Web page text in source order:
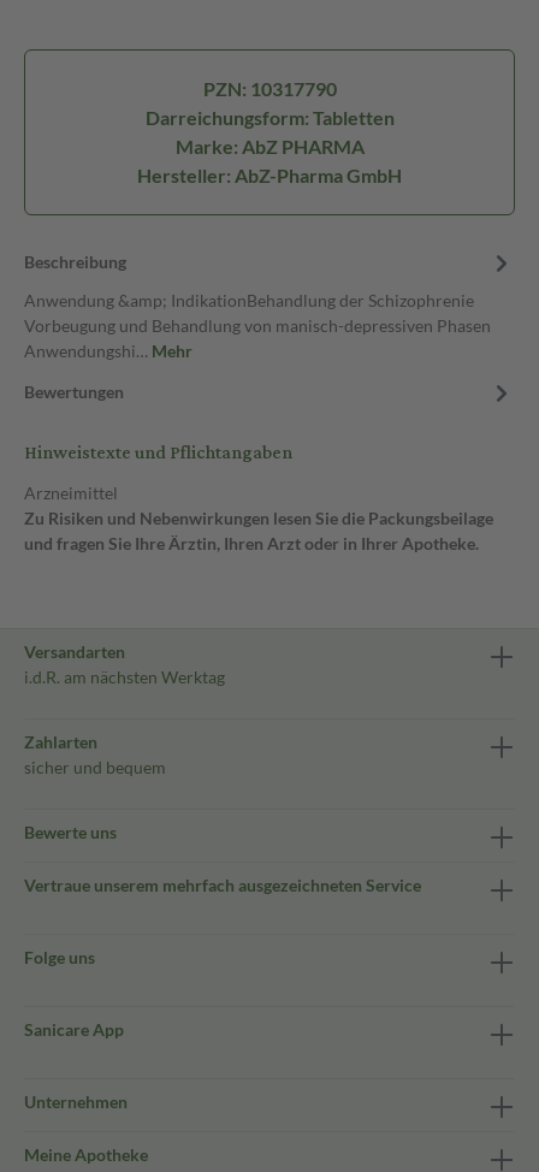
PZN: 10317790
Darreichungsform: Tabletten
Marke: AbZ PHARMA
Hersteller: AbZ-Pharma GmbH
Beschreibung
Anwendung &amp; IndikationBehandlung der Schizophrenie
Vorbeugung und Behandlung von manisch-depressiven Phasen
Anwendungshi… Mehr
Bewertungen
Hinweistexte und Pflichtangaben
Arzneimittel
Zu Risiken und Nebenwirkungen lesen Sie die Packungsbeilage
und fragen Sie Ihre Ärztin, Ihren Arzt oder in Ihrer Apotheke.
Versandarten
i.d.R. am nächsten Werktag
Zahlarten
sicher und bequem
Bewerte uns
Vertraue unserem mehrfach ausgezeichneten Service
Folge uns
Sanicare App
Unternehmen
Meine Apotheke